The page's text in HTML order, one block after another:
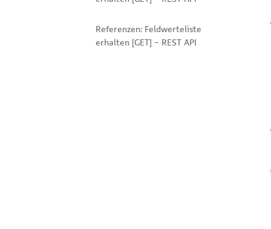
Referenzen: Feldwerteliste
erhalten [GET] - REST API